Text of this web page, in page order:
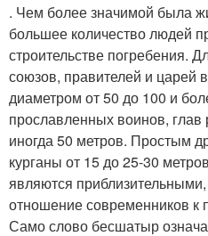
. Чем более значимой была
большее количество людей
строительстве погребения.
союзов, правителей и царей
диаметром от 50 до 100 и
прославленных воинов, глав
иногда 50 метров. Простым
курганы от 15 до 25-30
являются
отношение современников к
Само слово бесшатыр